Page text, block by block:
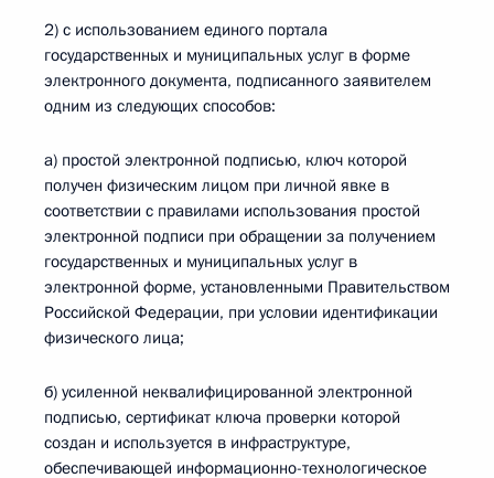
2) с использованием единого портала
государственных и муниципальных услуг в форме
электронного документа, подписанного заявителем
одним из следующих способов:
а) простой электронной подписью, ключ которой
получен физическим лицом при личной явке в
соответствии с правилами использования простой
электронной подписи при обращении за получением
государственных и муниципальных услуг в
электронной форме, установленными Правительством
Российской Федерации, при условии идентификации
физического лица;
б) усиленной неквалифицированной электронной
подписью, сертификат ключа проверки которой
создан и используется в инфраструктуре,
обеспечивающей информационно-технологическое